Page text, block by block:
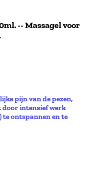
-- Massagel voor
pijn van de pezen,
door intensief werk
te ontspannen en te